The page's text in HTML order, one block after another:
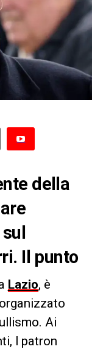
della
Il punto
Lazio, è
Ai
l patron